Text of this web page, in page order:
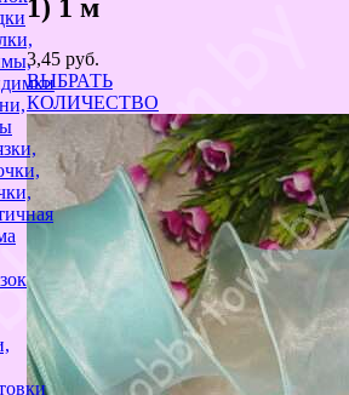
1) 1 м
3,45 руб.
ВЫБРАТЬ
КОЛИЧЕСТВО